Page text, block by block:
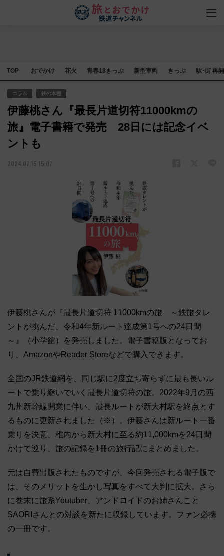
TOP おでかけ 花火 青春18きっぷ 新型車両 きっぷ 駅･街 再
コラム 鉄の本棚
伊藤桃さん『最長片道切符11000kmの
旅』電子書籍で発売 28日には記念イベ
ントも
2024.07.15 15:07
伊藤桃さんが『最長片道切符 11000kmの旅 ～鉄旅タレ
ントが挑んだ、令和4年新ルート達成第1号への24日間
～』（小学館）を発売しました。電子書籍版となってお
り、AmazonやReader Storeなどで購入できます。
全国のJR鉄道網を、同じ駅に2度立ち寄らずに最も長いル
ートで乗り継いでいく最長片道切符の旅。2022年9月の西
九州新幹線開業に伴い、最長ルートが新大村駅を終点とす
るものに更新されました（※）。伊藤さんは新ルート一番
乗りを決意、稚内から新大村に至る約11,000kmを24日間
かけて巡り、旅の記録を1冊の旅行記にまとめました。
元は自費出版されたものですが、今回発売される電子版で
は、そのメリットを生かし写真をすべて大判に拡大。さら
に巻末に旅系Youtuber、アンドロイドのお姉さんこと
SAORIさんとの対談を新たに収録しています。ファン必携
の一冊です。